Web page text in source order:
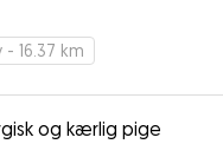
- 16.37 km
og kærlig pige